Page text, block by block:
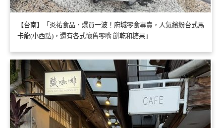
【台南】「炎祐食品．爆買一波！府城零食專賣，人氣繽紛台式馬
卡龍(小西點)，還有各式懷舊零嘴.餅乾和糖果」